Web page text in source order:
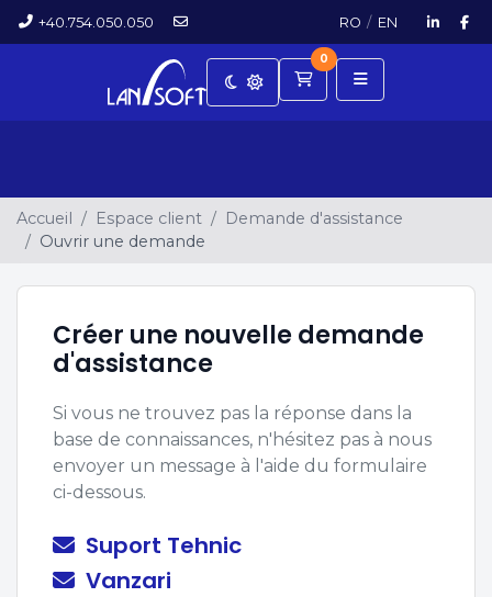
+40.754.050.050 RO / EN
0
Panier
Accueil Espace client
Demande d'assistance
Ouvrir une demande
Créer une nouvelle demande
d'assistance
Si vous ne trouvez pas la réponse dans la
base de connaissances, n'hésitez pas à nous
envoyer un message à l'aide du formulaire
ci-dessous.
Suport Tehnic
Vanzari